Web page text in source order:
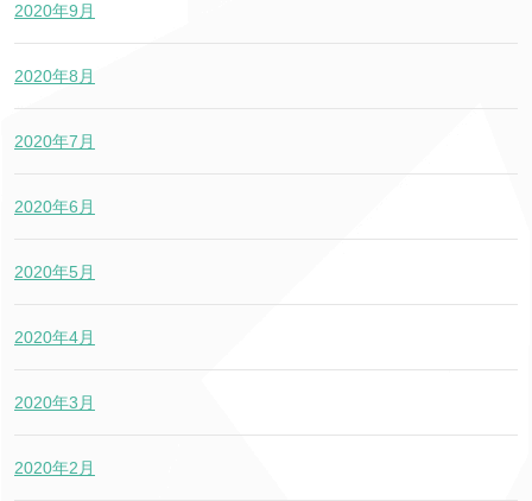
2020年9月
2020年8月
2020年7月
2020年6月
2020年5月
2020年4月
2020年3月
2020年2月